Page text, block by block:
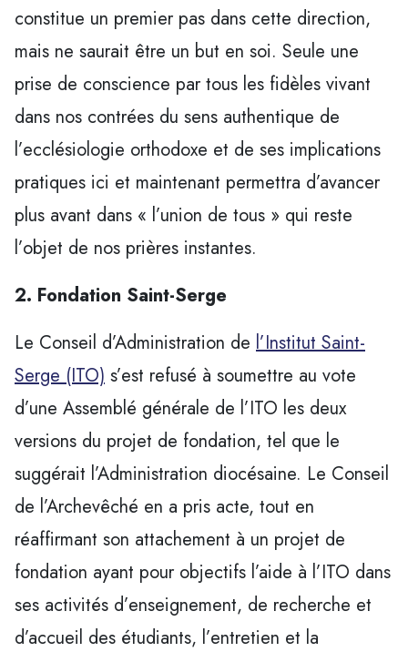
constitue un premier pas dans cette direction,
mais ne saurait être un but en soi. Seule une
prise de conscience par tous les fidèles vivant
dans nos contrées du sens authentique de
l’ecclésiologie orthodoxe et de ses implications
pratiques ici et maintenant permettra d’avancer
plus avant dans « l’union de tous » qui reste
l’objet de nos prières instantes.
2. Fondation Saint-Serge
Le Conseil d’Administration de l’Institut Saint-
Serge (ITO) s’est refusé à soumettre au vote
d’une Assemblé générale de l’ITO les deux
versions du projet de fondation, tel que le
suggérait l’Administration diocésaine. Le Conseil
de l’Archevêché en a pris acte, tout en
réaffirmant son attachement à un projet de
fondation ayant pour objectifs l’aide à l’ITO dans
ses activités d’enseignement, de recherche et
d’accueil des étudiants, l’entretien et la